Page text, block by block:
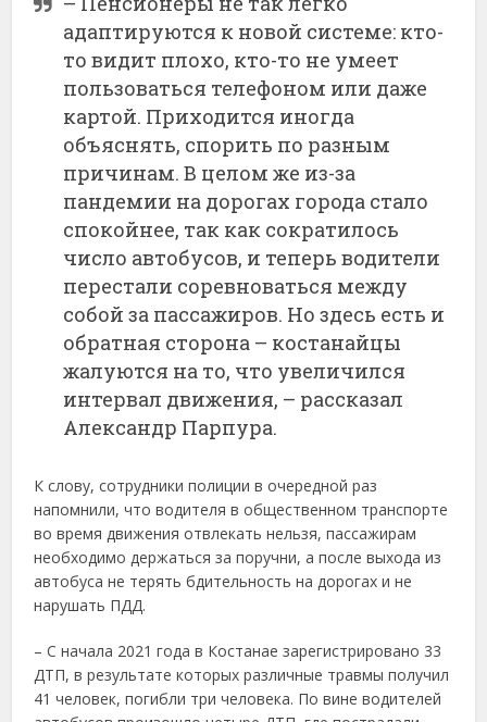
адаптируются к новой системе: кто-
то видит плохо, кто-то не умеет
пользоваться телефоном или даже
картой. Приходится иногда
объяснять, спорить по разным
причинам. В целом же из-за
пандемии на дорогах города стало
спокойнее, так как сократилось
число автобусов, и теперь водители
перестали соревноваться между
собой за пассажиров. Но здесь есть и
обратная сторона – костанайцы
жалуются на то, что увеличился
интервал движения, – рассказал
Александр Парпура.
К слову, сотрудники полиции в очередной раз
напомнили, что водителя в общественном транспорте
во время движения отвлекать нельзя, пассажирам
необходимо держаться за поручни, а после выхода из
автобуса не терять бдительность на дорогах и не
нарушать ПДД.
– С начала 2021 года в Костанае зарегистрировано 33
ДТП, в результате которых различные травмы получил
41 человек, погибли три человека. По вине водителей